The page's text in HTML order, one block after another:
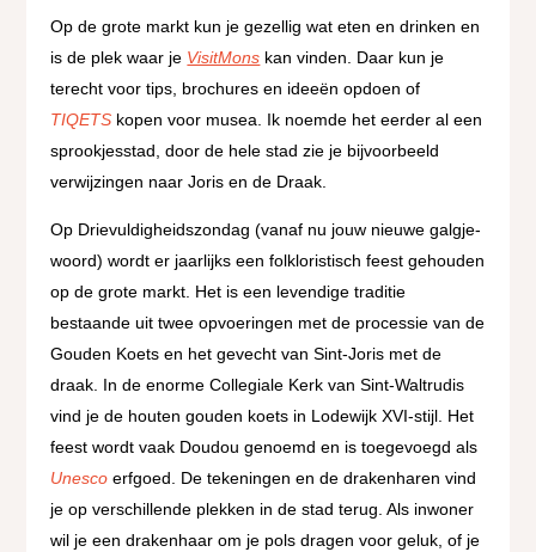
Op de grote markt kun je gezellig wat eten en drinken en
is de plek waar je VisitMons kan vinden. Daar kun je
terecht voor tips, brochures en ideeën opdoen of
TIQETS kopen voor musea. Ik noemde het eerder al een
sprookjesstad, door de hele stad zie je bijvoorbeeld
verwijzingen naar Joris en de Draak.
Op Drievuldigheidszondag (vanaf nu jouw nieuwe galgje-
woord) wordt er jaarlijks een folkloristisch feest gehouden
op de grote markt. Het is een levendige traditie
bestaande uit twee opvoeringen met de processie van de
Gouden Koets en het gevecht van Sint-Joris met de
draak. In de enorme Collegiale Kerk van Sint-Waltrudis
vind je de houten gouden koets in Lodewijk XVI-stijl. Het
feest wordt vaak Doudou genoemd en is toegevoegd als
Unesco erfgoed. De tekeningen en de drakenharen vind
je op verschillende plekken in de stad terug. Als inwoner
wil je een drakenhaar om je pols dragen voor geluk, of je